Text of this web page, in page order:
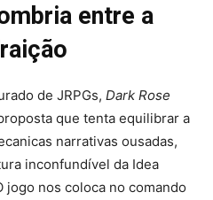
entre a
de JRPGs, Dark Rose
que tenta equilibrar a
narrativas ousadas,
inconfundível da Idea
jogo nos coloca no comando